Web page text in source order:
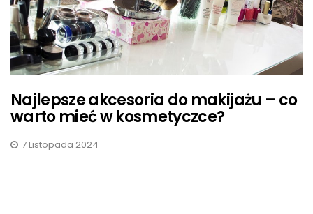
Najlepsze akcesoria do makijażu – co
warto mieć w kosmetyczce?
7 Listopada 2024